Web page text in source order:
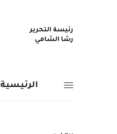
رئيسة التحرير
رشا الشامي
الرئيسية